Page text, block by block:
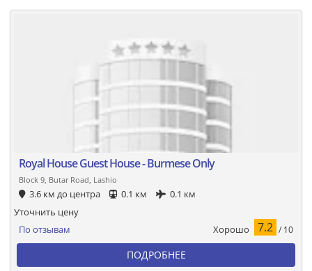
Royal House Guest House - Burmese Only
Block 9, Butar Road, Lashio
3.6 км до центра 0.1 км 0.1 км
По отзывам Хорошо 7.2 / 10
Уточнить цену
ПОДРОБНЕЕ